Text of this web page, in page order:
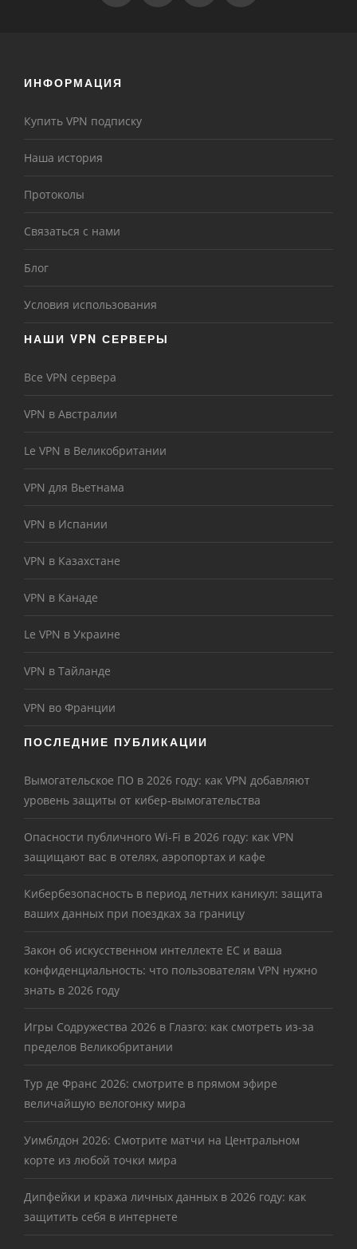
ИНФОРМАЦИЯ
Купить VPN подписку
Наша история
Протоколы
Связаться с нами
Блог
Условия использования
НАШИ VPN СЕРВЕРЫ
Все VPN сервера
VPN в Австралии
Le VPN в Великобритании
VPN для Вьетнама
VPN в Испании
VPN в Казахстане
VPN в Канаде
Le VPN в Украине
VPN в Тайланде
VPN во Франции
ПОСЛЕДНИЕ ПУБЛИКАЦИИ
Вымогательское ПО в 2026 году: как VPN добавляют
уровень защиты от кибер-вымогательства
Опасности публичного Wi-Fi в 2026 году: как VPN
защищают вас в отелях, аэропортах и кафе
Кибербезопасность в период летних каникул: защита
ваших данных при поездках за границу
Закон об искусственном интеллекте ЕС и ваша
конфиденциальность: что пользователям VPN нужно
знать в 2026 году
Игры Содружества 2026 в Глазго: как смотреть из-за
пределов Великобритании
Тур де Франс 2026: смотрите в прямом эфире
величайшую велогонку мира
Уимблдон 2026: Смотрите матчи на Центральном
корте из любой точки мира
Дипфейки и кража личных данных в 2026 году: как
защитить себя в интернете